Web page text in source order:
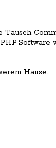
Tausch
Software
Hause.